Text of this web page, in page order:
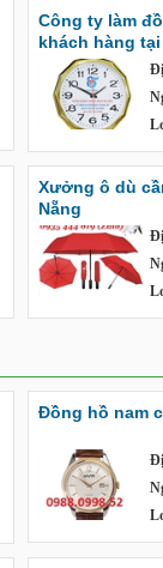
Công ty làm
khách hàng tại
Xưởng ô dù
Nẵng
Đồng hồ nam